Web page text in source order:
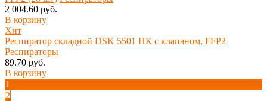
2 004.60 руб.
В корзину
Хит
Респиратор складной DSK 5501 НК с клапаном, FFP2
Респираторы
89.70 руб.
В корзину
1
2